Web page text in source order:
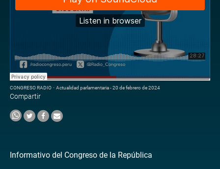
CONGRESO RADIO · Actualidad parlamentaria - 20 de febrero de 2024
Compartir
Informativo del Congreso de la República